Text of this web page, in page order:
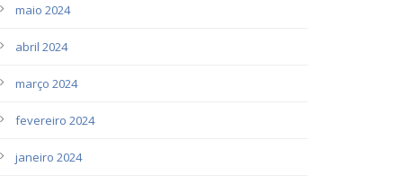
maio 2024
abril 2024
março 2024
fevereiro 2024
janeiro 2024